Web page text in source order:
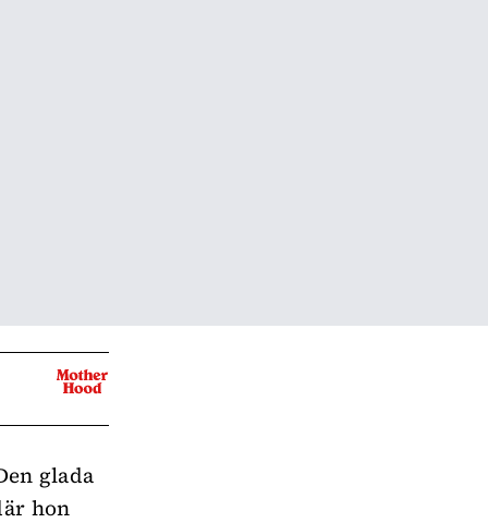
glada
hon